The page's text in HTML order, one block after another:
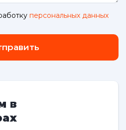
персональных данных
в